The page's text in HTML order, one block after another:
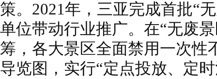
策。2021年，三亚完成首批“
单位带动行业推广。在“无废
筹，各大景区全面禁用一次性
导览图，实行“定点投放、定